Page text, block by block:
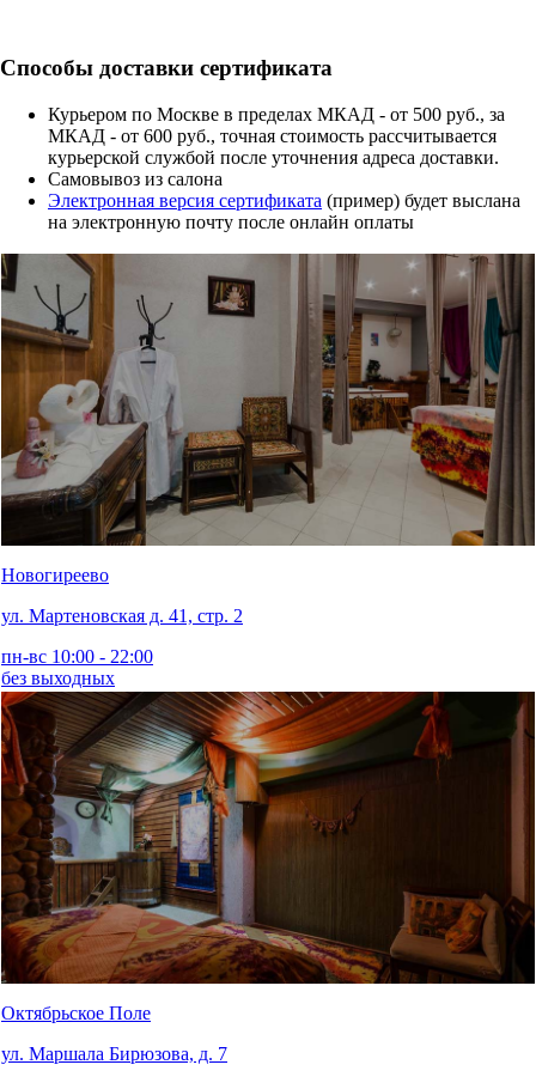
Способы доставки сертификата
Курьером по Москве в пределах МКАД - от 500 руб., за
МКАД - от 600 руб., точная стоимость рассчитывается
курьерской службой после уточнения адреса доставки.
Cамовывоз из салона
Электронная версия сертификата (пример) будет выслана
на электронную почту после онлайн оплаты
Новогиреево
ул. Мартеновская д. 41, стр. 2
пн-вс 10:00 - 22:00
без выходных
Октябрьское Поле
ул. Маршала Бирюзова, д. 7